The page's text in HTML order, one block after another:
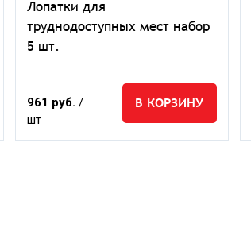
Лопатки для
труднодоступных мест набор
5 шт.
961 руб. /
шт
В КОРЗИНУ